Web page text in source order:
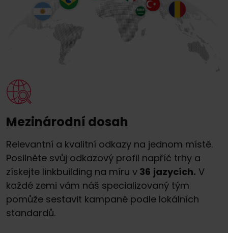
Mezinárodní dosah
Relevantní a kvalitní odkazy na jednom místě.
Posilněte svůj odkazový profil napříč trhy a
získejte linkbuilding na míru v 36 jazycích. V
každé zemi vám náš specializovaný tým
pomůže sestavit kampaně podle lokálních
standardů.